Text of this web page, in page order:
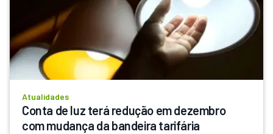
Atualidades
Conta de luz terá redução em dezembro
com mudança da bandeira tarifária